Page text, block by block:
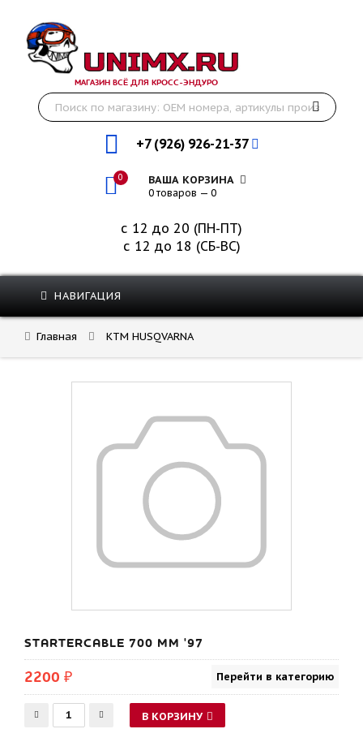
МАГАЗИН ВСЁ ДЛЯ КРОСС-ЭНДУРО
+7 (926) 926-21-37
0 ВАША КОРЗИНА
0 товаров — 0
с 12 до 20 (ПН-ПТ)
с 12 до 18 (СБ-ВС)
НАВИГАЦИЯ
Главная KTM HUSQVARNA
STARTERCABLE 700 MM '97
2200 ₽ Перейти в категорию
В КОРЗИНУ